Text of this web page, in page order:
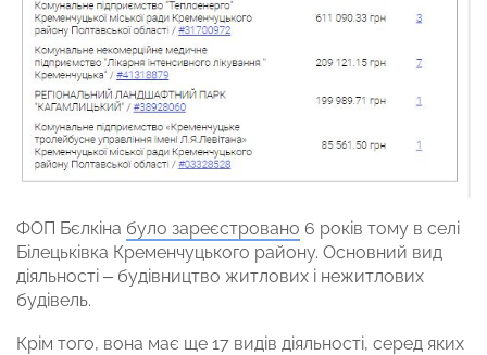
ФОП Бєлкіна було зареєстровано 6 років тому в селі
Білецьківка Кременчуцького району. Основний вид
діяльності – будівництво житлових і нежитлових
будівель.
Крім того, вона має ще 17 видів діяльності, серед яких